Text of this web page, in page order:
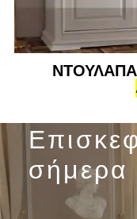
ΝΤΟΥΛΑΠΑ
σήμερα